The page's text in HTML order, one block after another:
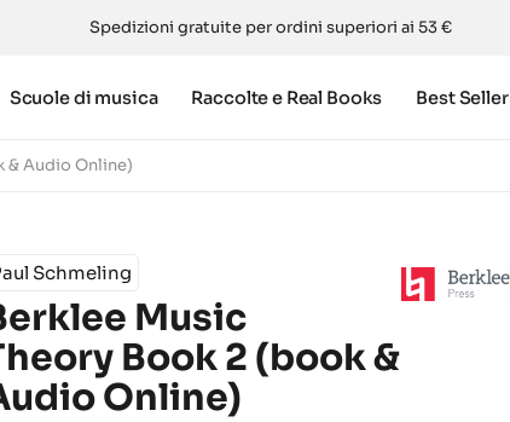
Spedizioni gratuite per ordini superiori ai 53 €
Scuole di musica Raccolte e Real Books Best Seller
& Audio Online)
Schmeling
Music
Book 2 (book &
Online)